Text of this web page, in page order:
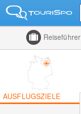
Reiseführer
AUSFLUGSZIELE